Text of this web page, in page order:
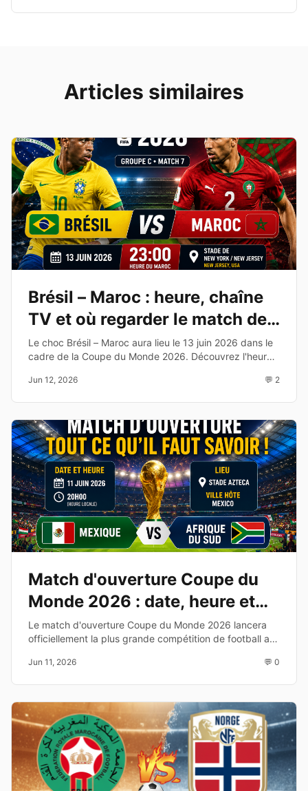
Articles similaires
Brésil – Maroc : heure, chaîne
TV et où regarder le match de
la Coupe du Monde 2026
Le choc Brésil – Maroc aura lieu le 13 juin 2026 dans le
cadre de la Coupe du Monde 2026. Découvrez l'heure,
de cette affiche du Groupe C.
Jun 12, 2026 💬 2
Match d'ouverture Coupe du
Monde 2026 : date, heure et
diffusion TV
Le match d'ouverture Coupe du Monde 2026 lancera
officiellement la plus grande compétition de football au
chaînes de diffusion.
Jun 11, 2026 💬 0